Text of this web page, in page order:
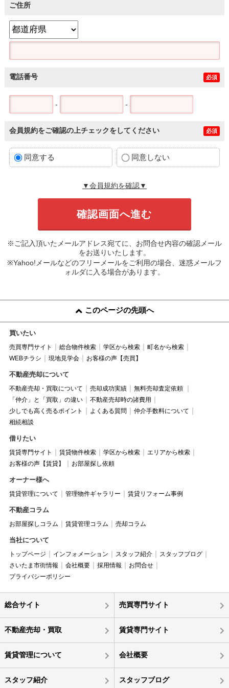
ご住所
電話番号 必須
- -
会員規約をご確認の上チェックをしてください 必須
同意する 同意しない
▼会員規約を確認▼
※ご記入頂いたメールアドレス宛てに、お問合せ内容の確認メール
をお送りいたします。
※Yahoo!メールなどのフリーメールをご利用の場合、迷惑メールフ
ォルダに入る場合があります。
このページの先頭へ
買いたい
売買専門サイト 総合物件検索 学区から検索
町名から検索
WEBチラシ
現地見学会 お客様の声【売買】
不動産売却について
不動産売却・買取について 売却成功実績
無料売却査定依頼
「仲介」と「買取」の違い
不動産売却時の諸費用
少しでも高く売るポイント
よくある質問
仲介手数料について
相続相談
借りたい
賃貸専門サイト 賃貸物件検索 学区から検索
エリアから検索
お客様の声【賃貸】
お部屋探し依頼
オーナー様へ
賃貸管理について 管理物件ギャラリー 賃貸リフォーム事例
不動産コラム
お部屋探しコラム 賃貸管理コラム 売却コラム
当社について
トップページ インフォメーション スタッフ紹介
スタッフブログ
さいたま市街情報
会社概要 採用情報
お問合せ
プライバシーポリシー
総合サイト 売買専門サイト
不動産売却・買取 賃貸専門サイト
賃貸管理について 会社概要
スタッフ紹介 スタッフブログ